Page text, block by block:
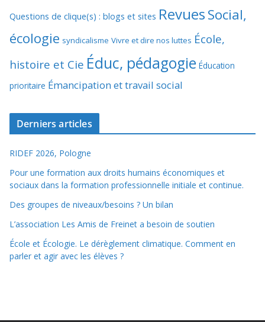
Questions de clique(s) : blogs et sites RevuesSocial,
écologie syndicalisme Vivre et dire nos luttes École,
histoire et Cie Éduc, pédagogie Éducation
prioritaire Émancipation et travail social
Derniers articles
RIDEF 2026, Pologne
Pour une formation aux droits humains économiques et
sociaux dans la formation professionnelle initiale et continue.
Des groupes de niveaux/besoins ? Un bilan
L’association Les Amis de Freinet a besoin de soutien
École et Écologie. Le dérèglement climatique. Comment en
parler et agir avec les élèves ?